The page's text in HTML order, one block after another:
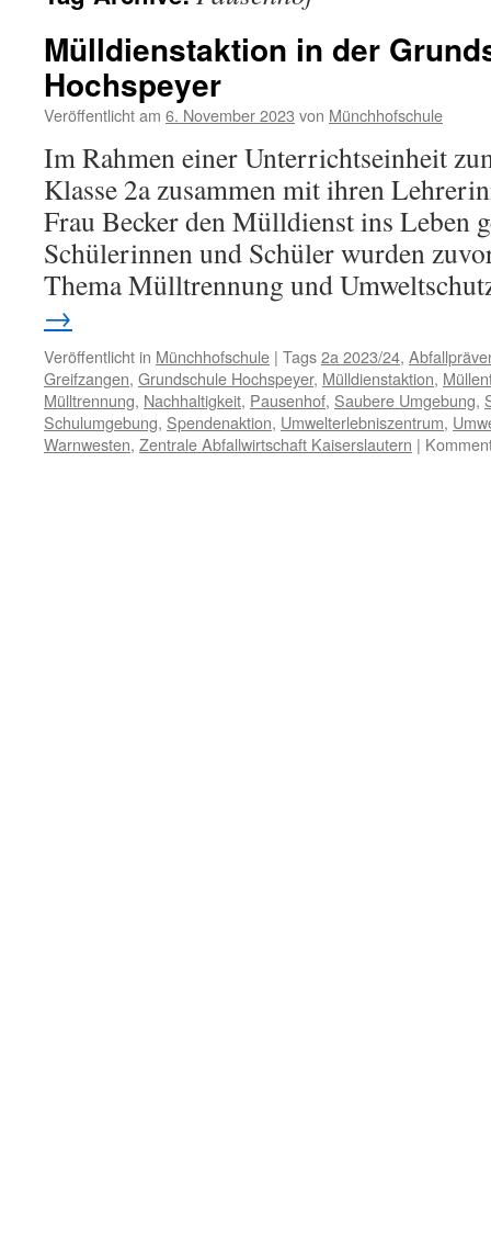
Mülldienstaktion in der
Hochspeyer
Veröffentlicht am 6. November 2023 von Münchhofschule
Im Rahmen einer Unterrichtseinheit
Klasse 2a zusammen mit ihren
Frau Becker den Mülldienst ins Leben
Schülerinnen und Schüler wurden
Thema Mülltrennung und
→
Veröffentlicht in Münchhofschule | Tags2a 2023/24,
Greifzangen, Grundschule Hochspeyer, Mülldienstaktion,
Mülltrennung, Nachhaltigkeit, Pausenhof, Saubere Umgebung,
Schulumgebung, Spendenaktion, Umwelterlebniszentrum,
Warnwesten, Zentrale Abfallwirtschaft Kaiserslautern |